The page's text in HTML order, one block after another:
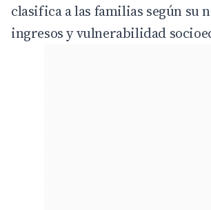
clasifica a las familias según su
ingresos y vulnerabilidad